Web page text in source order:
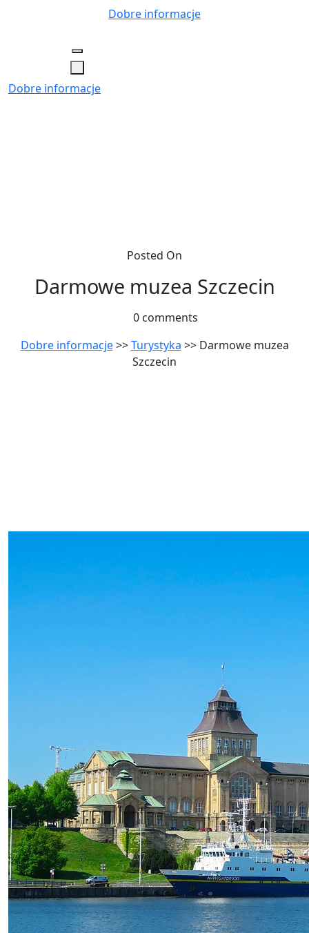
Dobre informacje
Dobre informacje
Posted On
Darmowe muzea Szczecin
0 comments
Dobre informacje>>Turystyka >> Darmowe muzea
Szczecin